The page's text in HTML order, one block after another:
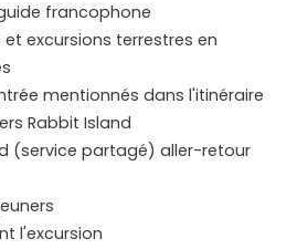
francophone
excursions terrestres en
mentionnés dans l'itinéraire
Rabbit Island
(service partagé) aller-retour
l'excursion